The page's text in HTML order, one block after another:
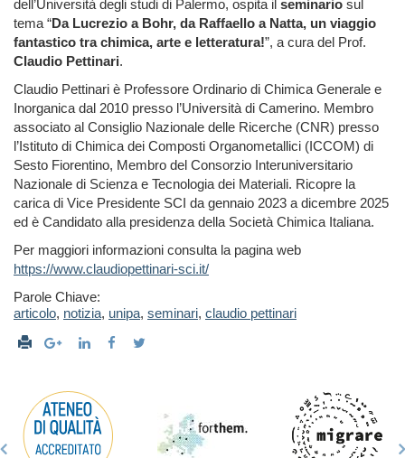
dell’Università degli studi di Palermo, ospita il seminario sul
tema “Da Lucrezio a Bohr, da Raffaello a Natta, un viaggio
fantastico tra chimica, arte e letteratura!”, a cura del Prof.
Claudio Pettinari.
Claudio Pettinari è Professore Ordinario di Chimica Generale e
Inorganica dal 2010 presso l’Università di Camerino. Membro
associato al Consiglio Nazionale delle Ricerche (CNR) presso
l’Istituto di Chimica dei Composti Organometallici (ICCOM) di
Sesto Fiorentino, Membro del Consorzio Interuniversitario
Nazionale di Scienza e Tecnologia dei Materiali. Ricopre la
carica di Vice Presidente SCI da gennaio 2023 a dicembre 2025
ed è Candidato alla presidenza della Società Chimica Italiana.
Per maggiori informazioni consulta la pagina web
https://www.claudiopettinari-sci.it/
Parole Chiave:
articolo, notizia, unipa, seminari, claudio pettinari